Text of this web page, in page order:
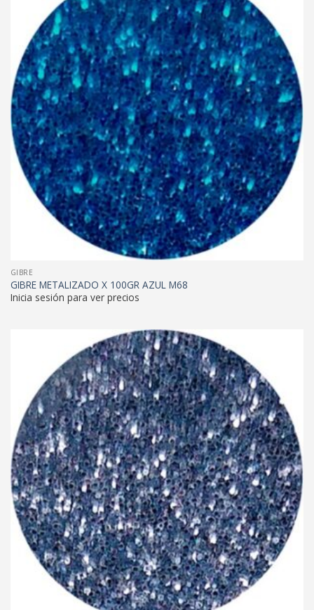
GIBRE
GIBRE METALIZADO X 100GR AZUL M68
Inicia sesión para ver precios